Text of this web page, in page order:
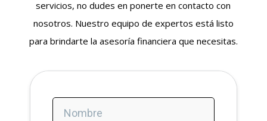
servicios, no dudes en ponerte en contacto con
nosotros. Nuestro equipo de expertos está listo
para brindarte la asesoría financiera que necesitas.